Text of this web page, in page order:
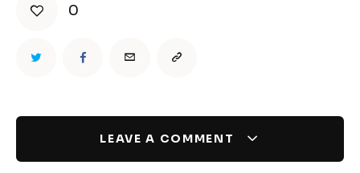
0
LEAVE A COMMENT